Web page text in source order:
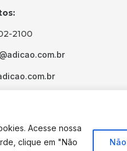
Acesse nossa
clique em "Não
2100